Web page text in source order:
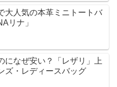
大人気の本革ミニトートバ
リナ」
になぜ安い？「レザリ」上
ズ・レディースバッグ